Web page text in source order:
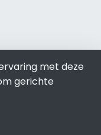
met deze
gerichte